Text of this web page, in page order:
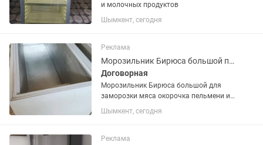
и молочных продуктов
Шымкент, сегодня
Реклама
Морозильник Бирюса большой почти новый
Договорная
Морозильник Бирюса большой для
заморозки мяса окорочка пельмени и
ягод
Шымкент, сегодня
Реклама